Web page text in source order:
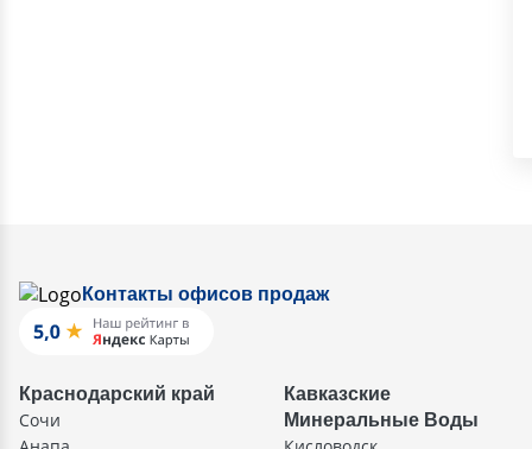
Контакты офисов продаж
Краснодарский край
Сочи
Кавказские
Минеральные Воды